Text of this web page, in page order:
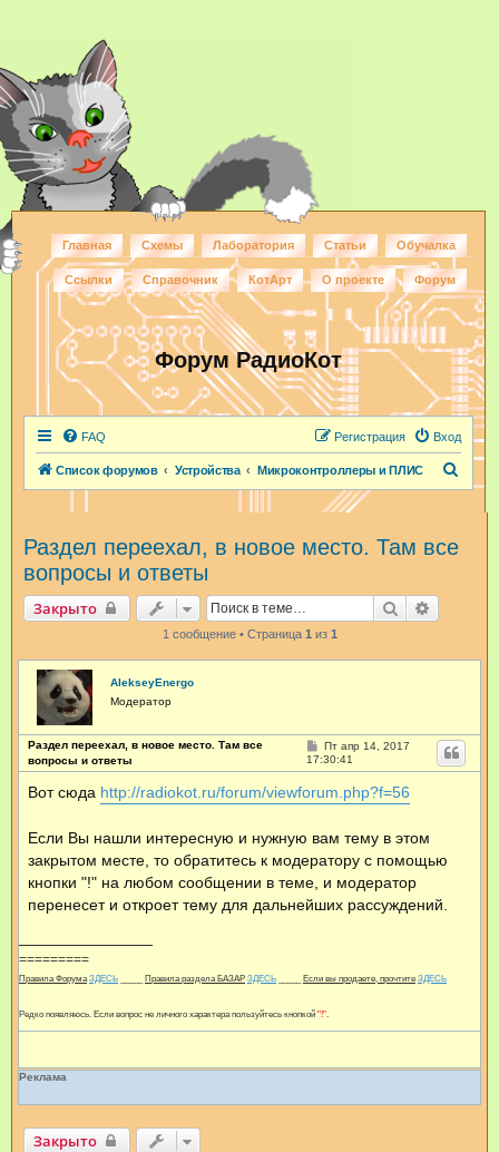
Главная Схемы Лаборатория Статьи Обучалка
Ссылки Справочник КотАрт О проекте Форум
Форум РадиоКот
FAQ Вход
Регистрация
Список форумов Устройства Микроконтроллеры и ПЛИС
Раздел переехал, в новое место. Там все
вопросы и ответы
Закрыто Поиск
1 сообщение • Страница 1 из 1
AlekseyEnergo
Модератор
Раздел переехал, в новое место. Там все
вопросы и ответы
С
о
о
щ
и
Пт апр 14, 2017
17:30:41
Вот сюда http://radiokot.ru/forum/viewforum.php?f=56
Если Вы нашли интересную и нужную вам тему в этом
закрытом месте, то обратитесь к модератору с помощью
кнопки "!" на любом сообщении в теме, и модератор
перенесет и откроет тему для дальнейших рассуждений.
=========
Правила Форума ЗДЕСЬ Правила раздела БАЗАР ЗДЕСЬ Если вы продаете, прочтите ЗДЕСЬ
Редко появляюсь. Если вопрос не личного характера пользуйтесь кнопкой "!".
Реклама
Закрыто